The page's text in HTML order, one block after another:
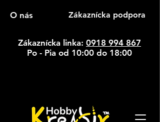
O nás Zákaznícka podpora
Zákaznícka linka: 0918 994 867
Po - Pia od 10:00 do 18:00